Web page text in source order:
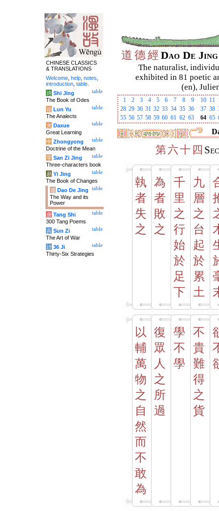
道 德經 Dao De
The naturalist,
exhibited in 81 poetic
(en),
1 2 3 4 5 6 7 8 9 10 11
28 29 30 31 32 33 34 35 36 37 38
55 56 57 58 59 60 61 62 63 64 65
第 六十 四
執
者
失
之
為
者
敗
之
千
里
之
行
始
於
足
下
九
層
之
台
起
於
累
土
以
輔
萬
物
之
自
然
而
不
敢
為
復
眾
人
之
所
過
學
不
學
不
貴
難
得
之
貨
CHINESE CLASSICS
& TRANSLATIONS
Welcome help notes
introduction table
table
诗 Shi Jing
The Book of Odes
table
论 Lun Yu
The Analects
table
大 Daxue
Great Learning
table
中 Zhongyong
Doctrine of the Mean
table
字 San Zi Jing
Three-characters book
table
易 Yi Jing
The Book of Changes
table
道 Dao De Jing
The Way and its
Power
table
唐 Tang Shi
300 Tang Poems
table
兵 Sun Zi
The Art of War
table
计 36 Ji
Thirty-Six Strategies